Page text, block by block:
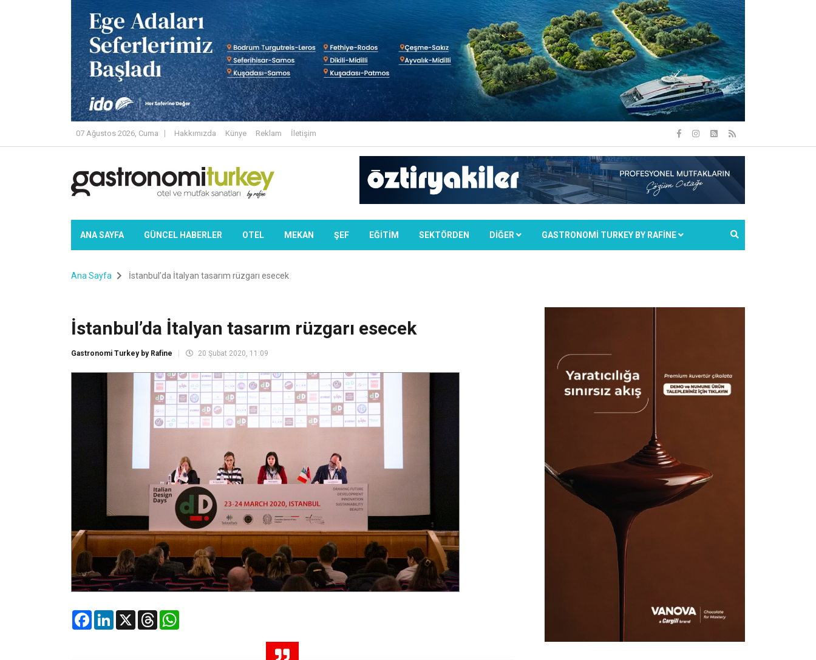
07 Ağustos 2026, Cuma Hakkımızda Künye Reklam İletişim
ANA SAYFA GÜNCEL HABERLER OTEL MEKAN ŞEF EĞİTİM SEKTÖRDEN DIĞER GASTRONOMİ TURKEY BY RAFİNE
Ana Sayfa İstanbul’da İtalyan tasarım rüzgarı esecek
İstanbul’da İtalyan tasarım rüzgarı esecek
Gastronomi Turkey by Rafine 20 Şubat 2020, 11:09
FacebookLinkedIn
X Threads